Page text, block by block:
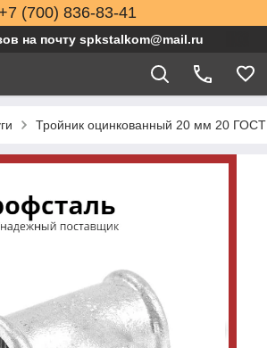
(700) 836-83-41
на почту spkstalkom@mail.ru
Тройник оцинкованный 20 мм 20